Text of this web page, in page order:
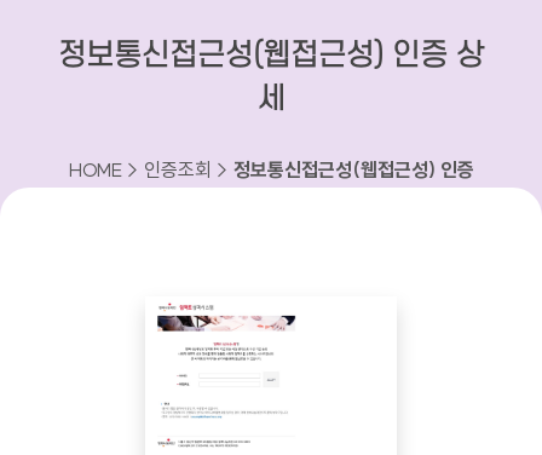
정보통신접근성(웹접근성) 인증 상
세
HOME > 인증조회 > 정보통신접근성(웹접근성) 인증